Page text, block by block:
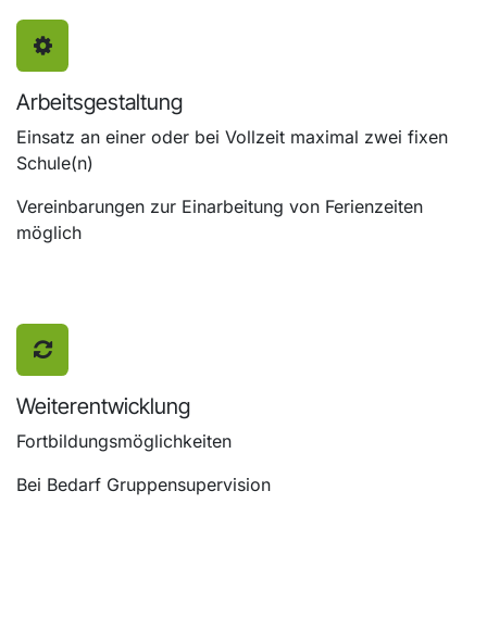
Arbeitsgestaltung
Einsatz an einer oder bei Vollzeit maximal zwei fixen
Schule(n)
Vereinbarungen zur Einarbeitung von Ferienzeiten
möglich
Weiterentwicklung
Fortbildungsmöglichkeiten
Bei Bedarf Gruppensupervision